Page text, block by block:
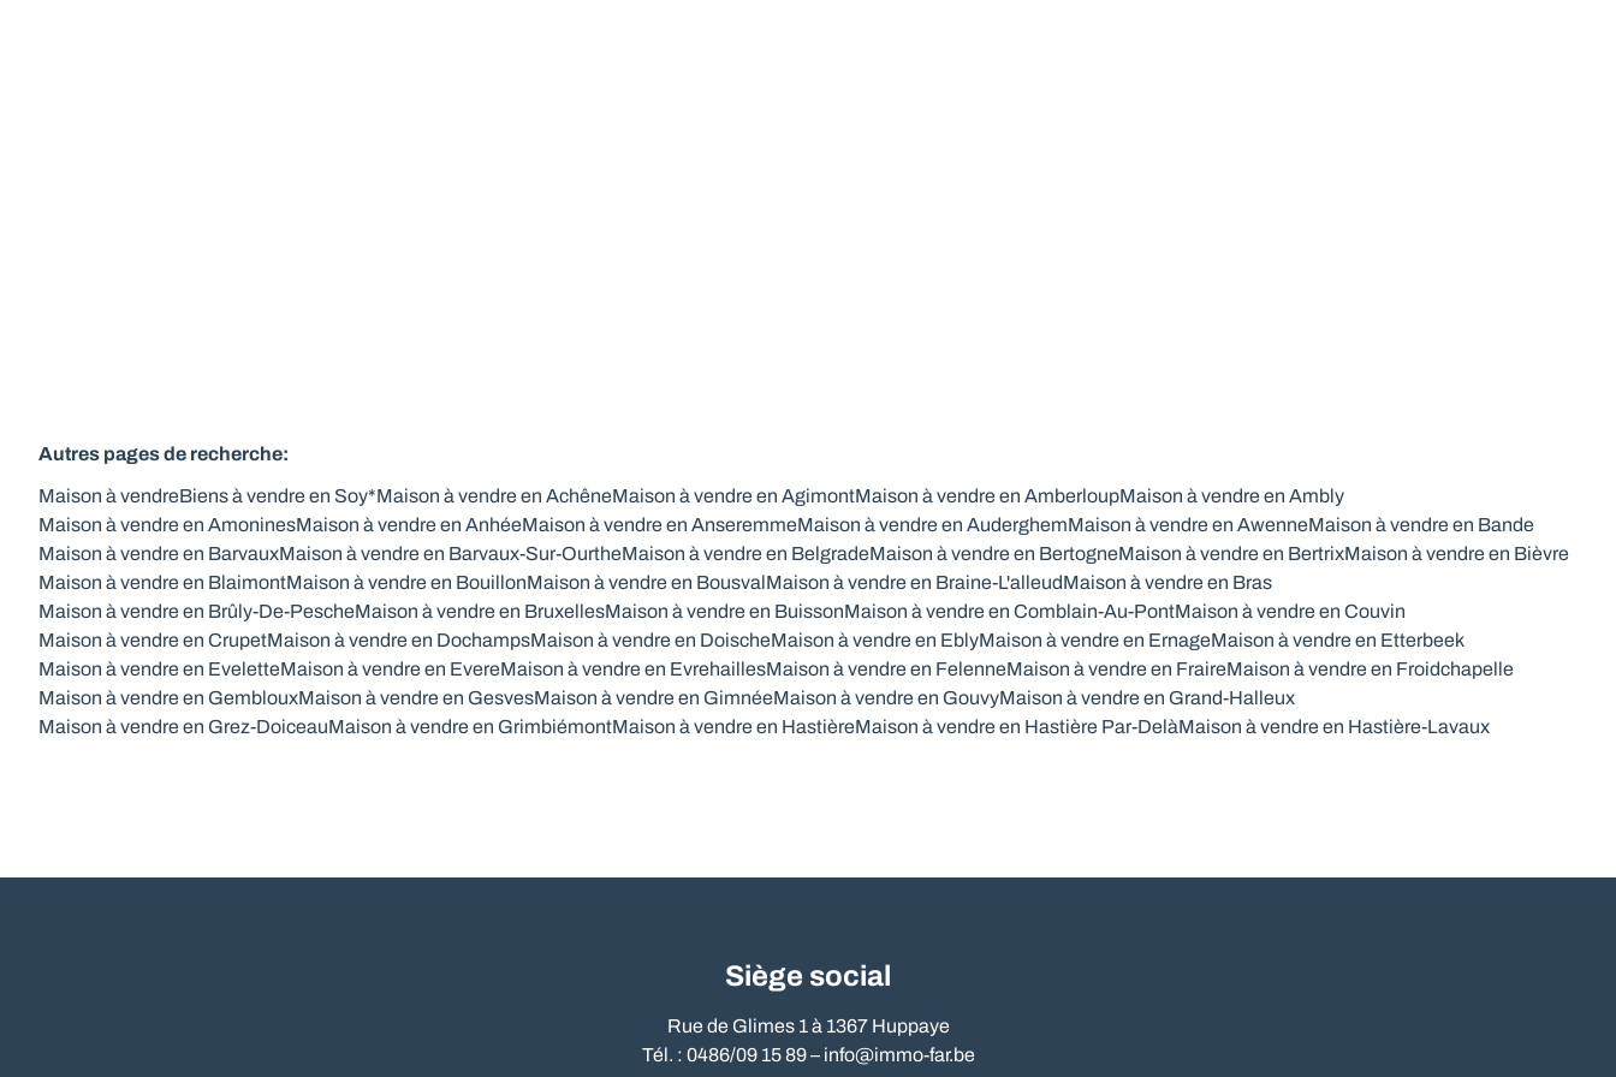
Autres pages de recherche:
Maison à vendreBiens à vendre en Soy*Maison à vendre en AchêneMaison à vendre en AgimontMaison à vendre en AmberloupMaison à vendre en Ambly
Maison à vendre en AmoninesMaison à vendre en AnhéeMaison à vendre en AnseremmeMaison à vendre en AuderghemMaison à vendre en AwenneMaison à vendre en Bande
Maison à vendre en BarvauxMaison à vendre en Barvaux-Sur-OurtheMaison à vendre en BelgradeMaison à vendre en BertogneMaison à vendre en BertrixMaison à vendre en Bièvre
Maison à vendre en BlaimontMaison à vendre en BouillonMaison à vendre en BousvalMaison à vendre en Braine-L'alleudMaison à vendre en Bras
Maison à vendre en Brûly-De-PescheMaison à vendre en BruxellesMaison à vendre en BuissonMaison à vendre en Comblain-Au-PontMaison à vendre en Couvin
Maison à vendre en CrupetMaison à vendre en DochampsMaison à vendre en DoischeMaison à vendre en EblyMaison à vendre en ErnageMaison à vendre en Etterbeek
Maison à vendre en EveletteMaison à vendre en EvereMaison à vendre en EvrehaillesMaison à vendre en FelenneMaison à vendre en FraireMaison à vendre en Froidchapelle
Maison à vendre en GemblouxMaison à vendre en GesvesMaison à vendre en GimnéeMaison à vendre en GouvyMaison à vendre en Grand-Halleux
Maison à vendre en Grez-DoiceauMaison à vendre en GrimbiémontMaison à vendre en HastièreMaison à vendre en Hastière Par-DelàMaison à vendre en Hastière-Lavaux
Siège social
Rue de Glimes 1 à 1367 Huppaye
Tél. : 0486/09 15 89 –info@immo-far.be